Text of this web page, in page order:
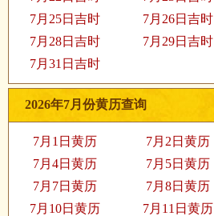
7月25日吉时
7月26日吉时
7月28日吉时
7月29日吉时
7月31日吉时
2026年7月份黄历查询
7月1日黄历 7月2日黄历
7月4日黄历
7月5日黄历
7月7日黄历
7月8日黄历
7月10日黄历
7月11日黄历